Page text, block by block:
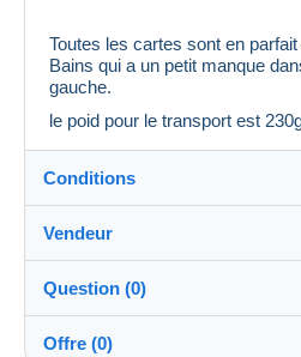
Toutes les cartes sont en
Bains qui a un petit manque
gauche.
le poid pour le transport est
Conditions
Destination :
Voir la liste des pays
Expédition :
Envoi après paiement
Vendeur
bandjo14100%
Question (0)
Offre (0)